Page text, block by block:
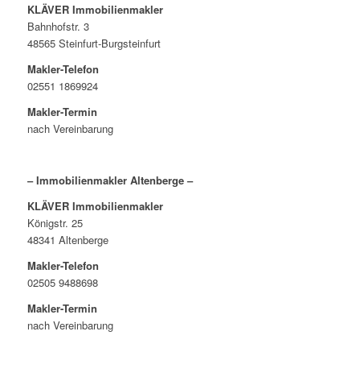
KLÄVER Immobilienmakler
Bahnhofstr. 3
48565 Steinfurt-Burgsteinfurt
Makler-Telefon
02551 1869924
Makler-Termin
nach Vereinbarung
– Immobilienmakler Altenberge –
KLÄVER Immobilienmakler
Königstr. 25
48341 Altenberge
Makler-Telefon
02505 9488698
Makler-Termin
nach Vereinbarung